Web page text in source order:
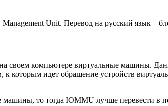
Unit. Перевод на русский язык –
своем компьютере виртуальные машины.
которым идет обращение устройств
машины, то тогда IOMMU лучше перевести в